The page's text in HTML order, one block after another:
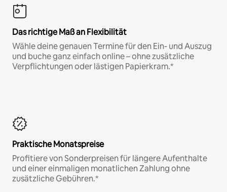
Das richtige Maß an Flexibilität
Wähle deine genauen Termine für den Ein- und Auszug
und buche ganz einfach online – ohne zusätzliche
Verpflichtungen oder lästigen Papierkram.*
Praktische Monatspreise
Profitiere von Sonderpreisen für längere Aufenthalte
und einer einmaligen monatlichen Zahlung ohne
zusätzliche Gebühren.*